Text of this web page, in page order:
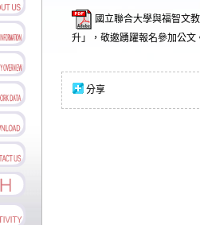
國立聯合大學與福智文
升」，敬邀踴躍報名參加公文
分享